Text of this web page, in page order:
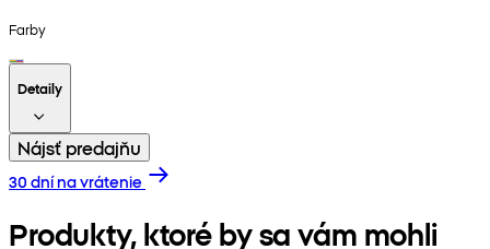
Farby
Detaily
Nájsť predajňu
30 dní na vrátenie
Produkty, ktoré by sa vám mohli